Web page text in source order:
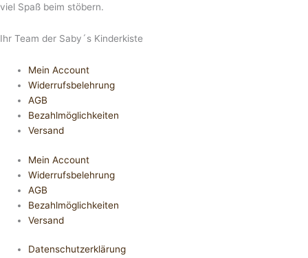
viel Spaß beim stöbern.
Ihr Team der Saby´s Kinderkiste
Mein Account
Widerrufsbelehrung
AGB
Bezahlmöglichkeiten
Versand
Mein Account
Widerrufsbelehrung
AGB
Bezahlmöglichkeiten
Versand
Datenschutzerklärung